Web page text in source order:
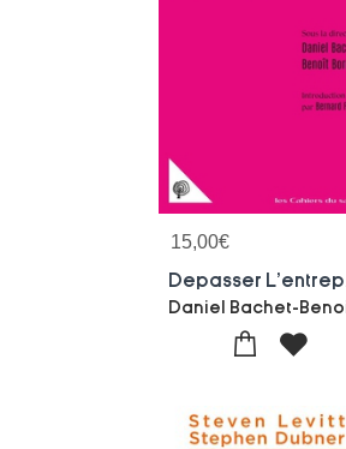
15,00€